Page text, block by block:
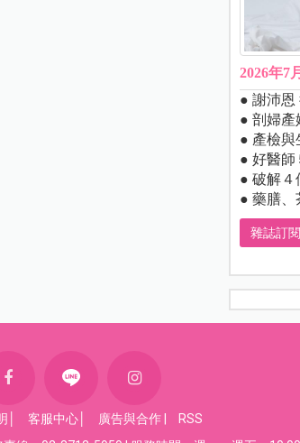
2026年7
● 謝沛恩
● 剖婦產
● 產檢與
● 好醫師
● 破解４
● 藥膳、
雜誌訂閱
客服中心 廣告與合作
RSS